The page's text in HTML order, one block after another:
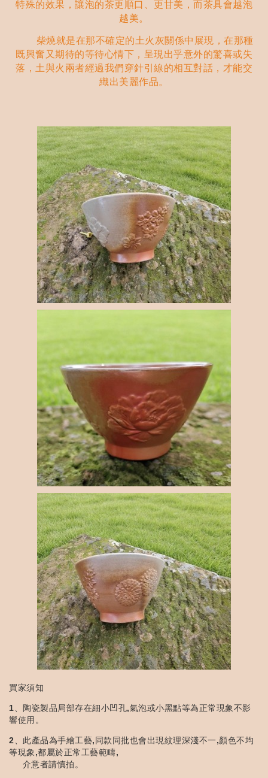
特殊的效果，讓泡的茶更順口、更甘美，而茶具會越泡
越美。
柴燒就是在那不確定的土火灰關係中展現，在那種
既興奮又期待的等待心情下，呈現出乎意外的驚喜或失
落，土與火兩者經過我們穿針引線的相互對話，才能交
織出美麗作品。
買家須知
1、陶瓷製品局部存在細小凹孔,氣泡或小黑點等為正常現象不影
響使用。
2、此產品為手繪工藝,同款同批也會出現紋理深淺不一,顏色不均
等現象,都屬於正常工藝範疇,
介意者請慎拍。